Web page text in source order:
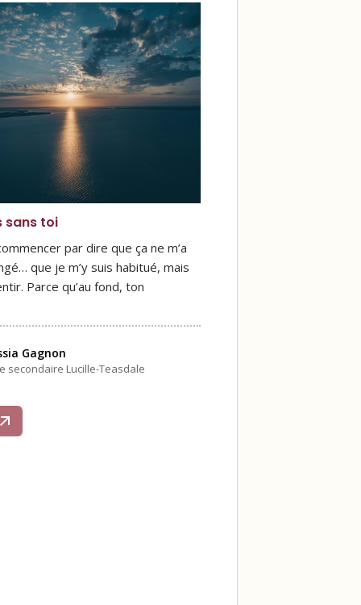
sans toi
par dire que ça ne m’a
que je m’y suis habitué, mais
Parce qu’au fond, ton
Gagnon
secondaire Lucille-Teasdale